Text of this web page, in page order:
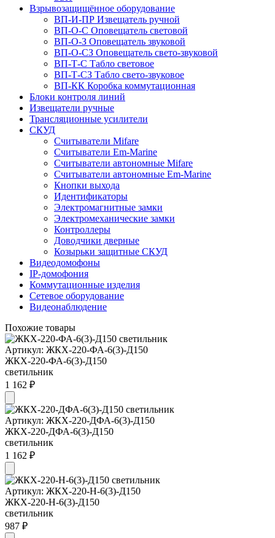
Взрывозащищённое оборудование
ВП-И-ПР Извещатель ручной
ВП-О-С Оповещатель световой
ВП-О-З Оповещатель звуковой
ВП-О-СЗ Оповещатель свето-звуковой
ВП-Т-С Табло световое
ВП-Т-СЗ Табло свето-звуковое
ВП-КК Коробка коммутационная
Блоки контроля линий
Извещатели ручные
Трансляционные усилители
СКУД
Считыватели Mifare
Считыватели Еm-Marine
Считыватели автономные Mifare
Считыватели автономные Em-Marine
Кнопки выхода
Идентификаторы
Электромагнитные замки
Электромеханические замки
Контроллеры
Доводчики дверные
Козырьки защитные СКУД
Видеодомофоны
IP-домофония
Коммутационные изделия
Сетевое оборудование
Видеонаблюдение
Похожие товары
Артикул: ЖКХ-220-ФА-6(3)-Д150
ЖКХ-220-ФА-6(3)-Д150
светильник
1 162 ₽
Артикул: ЖКХ-220-ДФА-6(3)-Д150
ЖКХ-220-ДФА-6(3)-Д150
светильник
1 162 ₽
Артикул: ЖКХ-220-Н-6(3)-Д150
ЖКХ-220-Н-6(3)-Д150
светильник
987 ₽